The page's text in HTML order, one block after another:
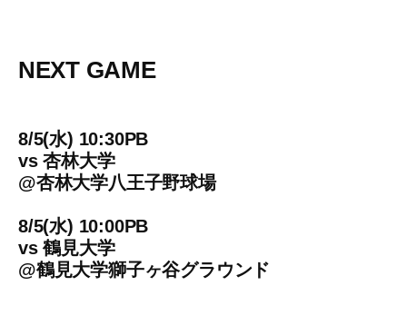
NEXT GAME
8/5(水) 10:30PB
vs杏林大学
@杏林大学八王子野球場
8/5(水) 10:00PB
vs鶴見大学
@鶴見大学獅子ヶ谷グラウンド